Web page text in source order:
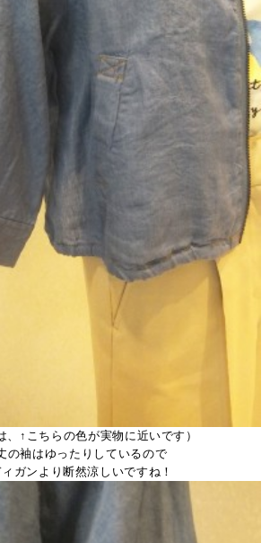
、↑こちらの色が実物に近いです）
の袖はゆったりしているので
ガンより断然涼しいですね！